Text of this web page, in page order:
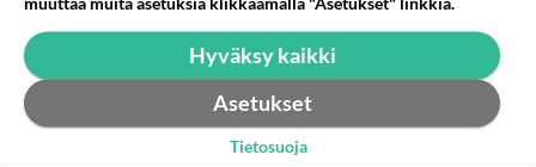
Martinan bisneksillä ei mene hyvin
https://www.iltalehti.fi/viihdeuutiset/a/c46da6ab-340f-4790-aaa7-0865eed2336 Yrityksen konkurssihakemus on tullut kärä
303
Hyväksy kaikki
Asetukset
Tietosuoja